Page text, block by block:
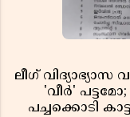
ലീഗ്
'വീർ'
പച്ചക്കൊടി